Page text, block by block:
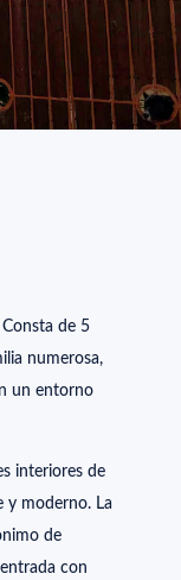
Cotizar
de 5
numerosa,
un entorno
interiores de
y moderno. La
de
con